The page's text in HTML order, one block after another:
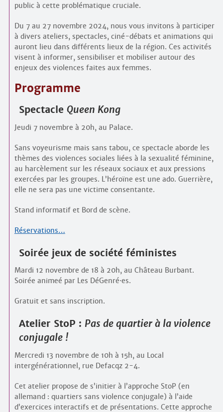
public à cette problématique cruciale.
Du 7 au 27 novembre 2024, nous vous invitons à participer
à divers ateliers, spectacles, ciné-débats et animations qui
auront lieu dans différents lieux de la région. Ces activités
visent à informer, sensibiliser et mobiliser autour des
enjeux des violences faites aux femmes.
Programme
SpectacleQueen Kong
Jeudi 7 novembre à 20h, au Palace.
Sans voyeurisme mais sans tabou, ce spectacle aborde les
thèmes des violences sociales liées à la sexualité féminine,
au harcèlement sur les réseaux sociaux et aux pressions
exercées par les groupes. L’héroïne est une ado. Guerrière,
elle ne sera pas une victime consentante.
Stand informatif et Bord de scène.
Réservations…
Soirée jeux de société féministes
Mardi 12 novembre de 18 à 20h, au Château Burbant.
Soirée animeé par Les DéGenré·es.
Gratuit et sans inscription.
Atelier StoP : Pas de quartier à la violence
conjugale !
Mercredi 13 novembre de 10h à 15h, au Local
intergénérationnel, rue Defacqz 2-4.
Cet atelier propose de s’initier à l’approche StoP (en
allemand : quartiers sans violence conjugale) à l’aide
d’exercices interactifs et de présentations. Cette approche